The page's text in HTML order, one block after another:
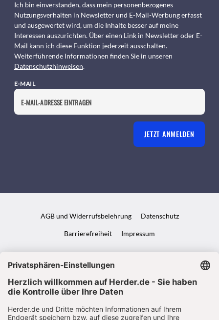
Ich bin einverstanden, dass mein personenbezogenes
Nutzungsverhalten in Newsletter und E-Mail-Werbung erfasst
und ausgewertet wird, um die Inhalte besser auf meine
Interessen auszurichten. Über einen Link in Newsletter oder E-
Mail kann ich diese Funktion jederzeit ausschalten.
Weiterführende Informationen finden Sie in unseren
Datenschutzhinweisen.
E-MAIL
JETZT ANMELDEN
AGB und Widerrufsbelehrung Datenschutz
Barrierefreiheit Impressum
VERTRAG WIDERRUFEN